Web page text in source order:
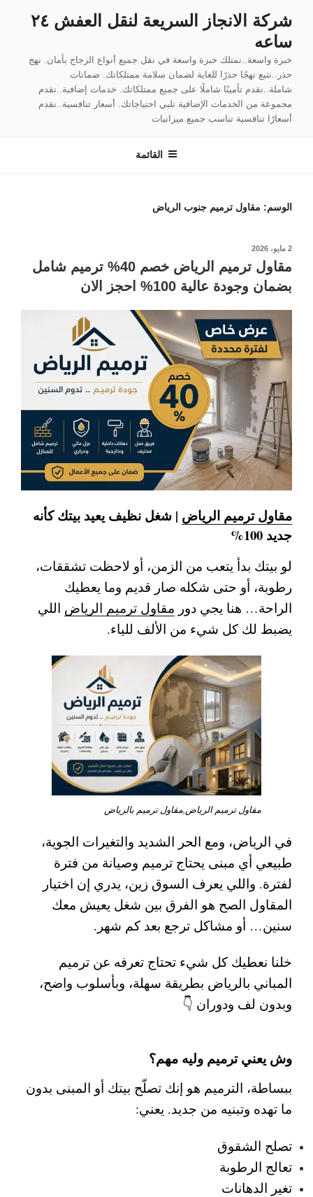
المحتوى
شركة الانجاز السريعة لنقل العفش ٢٤
ساعه
خبرة واسعة..نمتلك خبرة واسعة في نقل جميع أنواع الزجاج بأمان. نهج
حذر..نتبع نهجًا حذرًا للغاية لضمان سلامة ممتلكاتك. ضمانات
شاملة..نقدم تأمينًا شاملًا على جميع ممتلكاتك. خدمات إضافية..نقدم
مجموعة من الخدمات الإضافية تلبي احتياجاتك. أسعار تنافسية..نقدم
أسعارًا تنافسية تناسب جميع ميزانيات
القائمة
الوسم: مقاول ترميم جنوب الرياض
نُشر
2 مايو، 2026
مقاول ترميم الرياض خصم 40% ترميم شامل
بضمان وجودة عالية 100% احجز الان
مقاول ترميم الرياض | شغل نظيف يعيد بيتك كأنه
جديد 100%
لو بيتك بدأ يتعب من الزمن، أو لاحظت تشققات،
رطوبة، أو حتى شكله صار قديم وما يعطيك
الراحة… هنا يجي دور مقاول ترميم الرياض اللي
يضبط لك كل شيء من الألف للياء.
مقاول ترميم الرياض,مقاول ترميم بالرياض
في الرياض، ومع الحر الشديد والتغيرات الجوية،
طبيعي أي مبنى يحتاج ترميم وصيانة من فترة
لفترة. واللي يعرف السوق زين، يدري إن اختيار
المقاول الصح هو الفرق بين شغل يعيش معك
سنين… أو مشاكل ترجع بعد كم شهر.
خلنا نعطيك كل شيء تحتاج تعرفه عن ترميم
المباني بالرياض بطريقة سهلة، وبأسلوب واضح،
وبدون لف ودوران 👇
وش يعني ترميم وليه مهم؟
ببساطة، الترميم هو إنك تصلّح بيتك أو المبنى بدون
ما تهده وتبنيه من جديد. يعني:
تصلح الشقوق
تعالج الرطوبة
تغير الدهانات